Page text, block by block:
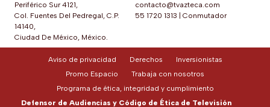
Periférico Sur 4121,
Col. Fuentes Del Pedregal, C.P.
14140,
Ciudad De México, México.
contacto@tvazteca.com
55 1720 1313
Conmutador
Aviso de privacidad Derechos
Inversionistas
Promo Espacio
Trabaja con nosotros
Programa de ética, integridad y cumplimiento
Defensor de Audiencias y Código de Ética de Televisión